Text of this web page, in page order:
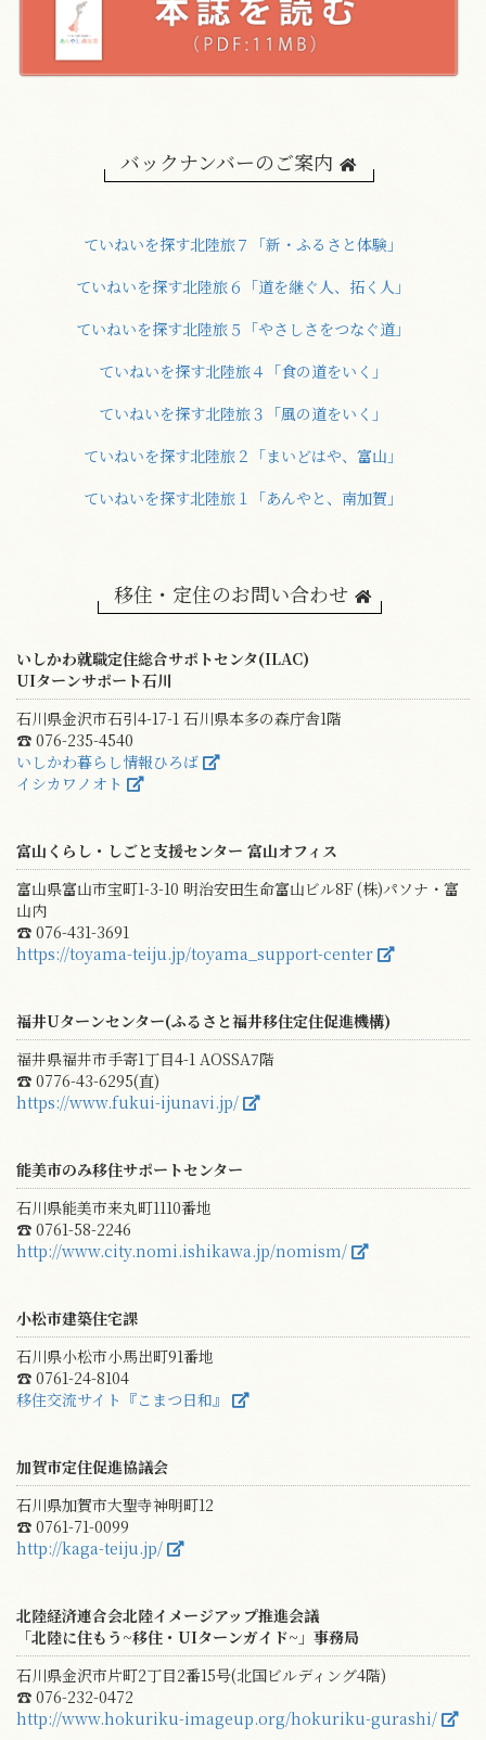
バックナンバーのご案内
ていねいを探す北陸旅７「新・ふるさと体験」
ていねいを探す北陸旅６「道を継ぐ人、拓く人」
ていねいを探す北陸旅５「やさしさをつなぐ道」
ていねいを探す北陸旅４「食の道をいく」
ていねいを探す北陸旅３「風の道をいく」
ていねいを探す北陸旅２「まいどはや、富山」
ていねいを探す北陸旅１「あんやと、南加賀」
移住・定住のお問い合わせ
いしかわ就職定住総合サポトセンタ(ILAC)
UIターンサポート石川
石川県金沢市石引4-17-1 石川県本多の森庁舎1階
☎ 076-235-4540
いしかわ暮らし情報ひろば
イシカワノオト
富山くらし・しごと支援センター 富山オフィス
富山県富山市宝町1-3-10 明治安田生命富山ビル8F (株)パソナ・富
山内
☎ 076-431-3691
https://toyama-teiju.jp/toyama_support-center
福井Uターンセンター(ふるさと福井移住定住促進機構)
福井県福井市手寄1丁目4-1 AOSSA7階
☎ 0776-43-6295(直)
https://www.fukui-ijunavi.jp/
能美市のみ移住サポートセンター
石川県能美市来丸町1110番地
☎ 0761-58-2246
http://www.city.nomi.ishikawa.jp/nomism/
小松市建築住宅課
石川県小松市小馬出町91番地
☎ 0761-24-8104
移住交流サイト『こまつ日和』
加賀市定住促進協議会
石川県加賀市大聖寺神明町12
☎ 0761-71-0099
http://kaga-teiju.jp/
北陸経済連合会北陸イメージアップ推進会議
「北陸に住もう~移住・UIターンガイド~」事務局
石川県金沢市片町2丁目2番15号(北国ビルディング4階)
☎ 076-232-0472
http://www.hokuriku-imageup.org/hokuriku-gurashi/